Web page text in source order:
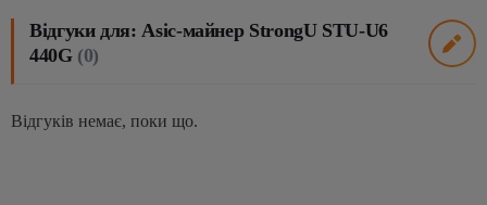
Відгуки для: Asic-майнер StrongU STU-U6
440G (0)
Відгуків немає, поки що.